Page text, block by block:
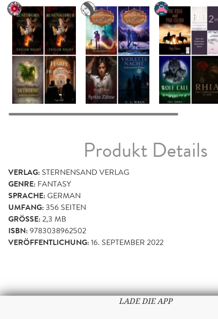
Produkt Details
VERLAG: STERNENSAND VERLAG
GENRE: FANTASY
SPRACHE:GERMAN
UMFANG:356 SEITEN
GRÖSSE: 2,3 MB
ISBN:9783038962502
VERÖFFENTLICHUNG:16. SEPTEMBER 2022
LADE DIE APP